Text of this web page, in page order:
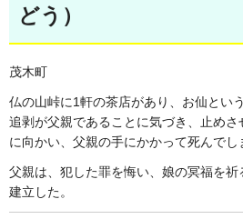
どう）
茂木町
仏の山峠に1軒の茶店があり、お仙とい
追剥が父親であることに気づき、止め
に向かい、父親の手にかかって死んでし
父親は、犯した罪を悔い、娘の冥福を
建立した。